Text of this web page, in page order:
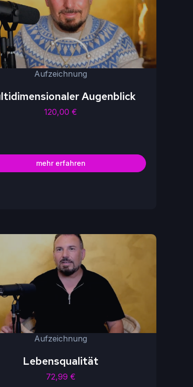
Aufzeichnung
Augenblick
120,00€
mehr erfahren
Aufzeichnung
Lebensqualität
72,99 €